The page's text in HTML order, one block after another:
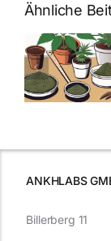
Ähnliche
ANKHLABS
Billerberg 11